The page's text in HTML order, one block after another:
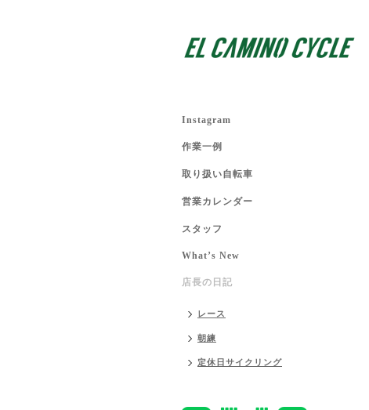
Instagram
作業一例
取り扱い自転車
営業カレンダー
スタッフ
What’s New
店長の日記
レース
朝練
定休日サイクリング